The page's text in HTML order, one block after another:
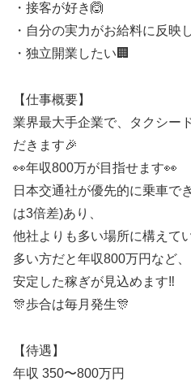
・接客が好き🙆
・自分の実力がお給料に反映
・独立開業したい🏢
【仕事概要】
業界最大手企業で、タクシー
だきます🎉
👀年収800万が目指せます👀
日本交通社が優先的に乗車で
は3倍差)あり、
他社よりも多い場所に構えて
多い方だと年収800万円など、
安定した稼ぎが見込めます‼️
🎊歩合は毎月発生🎊
【待遇】
年収 350〜800万円